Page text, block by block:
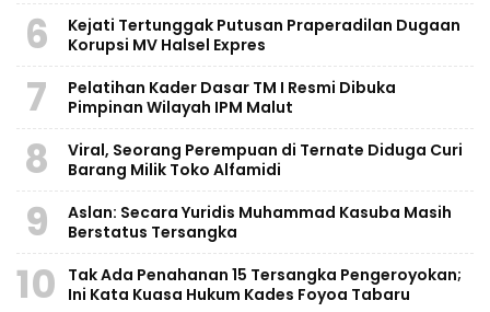
6
Kejati Tertunggak Putusan Praperadilan Dugaan
Korupsi MV Halsel Expres
7
Pelatihan Kader Dasar TM I Resmi Dibuka
Pimpinan Wilayah IPM Malut
8
Viral, Seorang Perempuan di Ternate Diduga Curi
Barang Milik Toko Alfamidi
9
Aslan: Secara Yuridis Muhammad Kasuba Masih
Berstatus Tersangka
10
Tak Ada Penahanan 15 Tersangka Pengeroyokan;
Ini Kata Kuasa Hukum Kades Foyoa Tabaru